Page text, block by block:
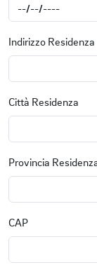
Indirizzo Residenza
Città Residenza
Provincia
CAP